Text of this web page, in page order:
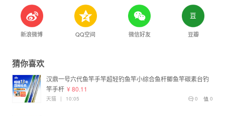
新浪微博 QQ空间 微信好友 豆瓣
猜你喜欢
汉鼎一号六代鱼竿手竿超轻钓鱼竿小综合鱼杆鲫鱼竿碳素台钓
竿手杆 ¥ 80.11
0
0
天猫 | 10:05